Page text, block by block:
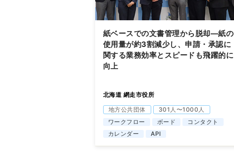
紙ベースでの文書管理から脱却―紙の
使用量が約3割減少し、申請・承認に
関する業務効率とスピードも飛躍的に
向上
北海道 網走市役所
地方公共団体
301人〜1000人
ワークフロー
ボード
コンタクト
カレンダー
API